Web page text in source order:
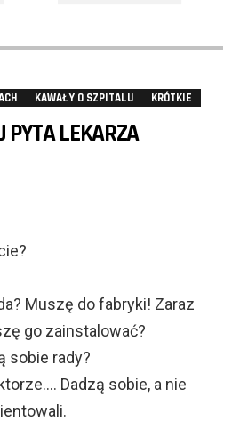
KAWAŁY O SZPITALU KRÓTKIE
PYTA LEKARZA
Muszę do fabryki! Zaraz
go zainstalować?
sobie rady?
Dadzą sobie, a nie